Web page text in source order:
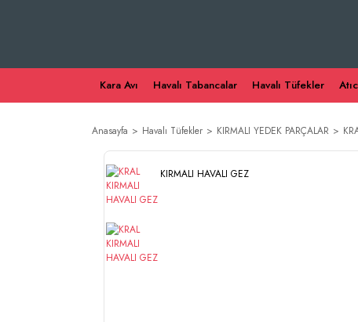
Kara Avı Havalı Tabancalar Havalı Tüfekler
Anasayfa Havalı Tüfekler KIRMALI YEDEK PARÇALAR